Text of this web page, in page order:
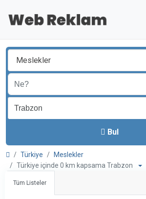
Meslekler
Bul
Türkiye
Meslekler
Türkiye içinde 0 km kapsama Trabzon
Tüm Listeler